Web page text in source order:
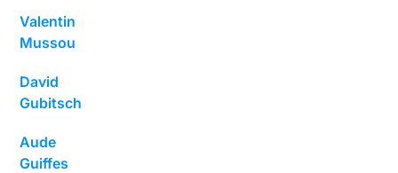
Valentin
Mussou
David
Gubitsch
Aude
Guiffes